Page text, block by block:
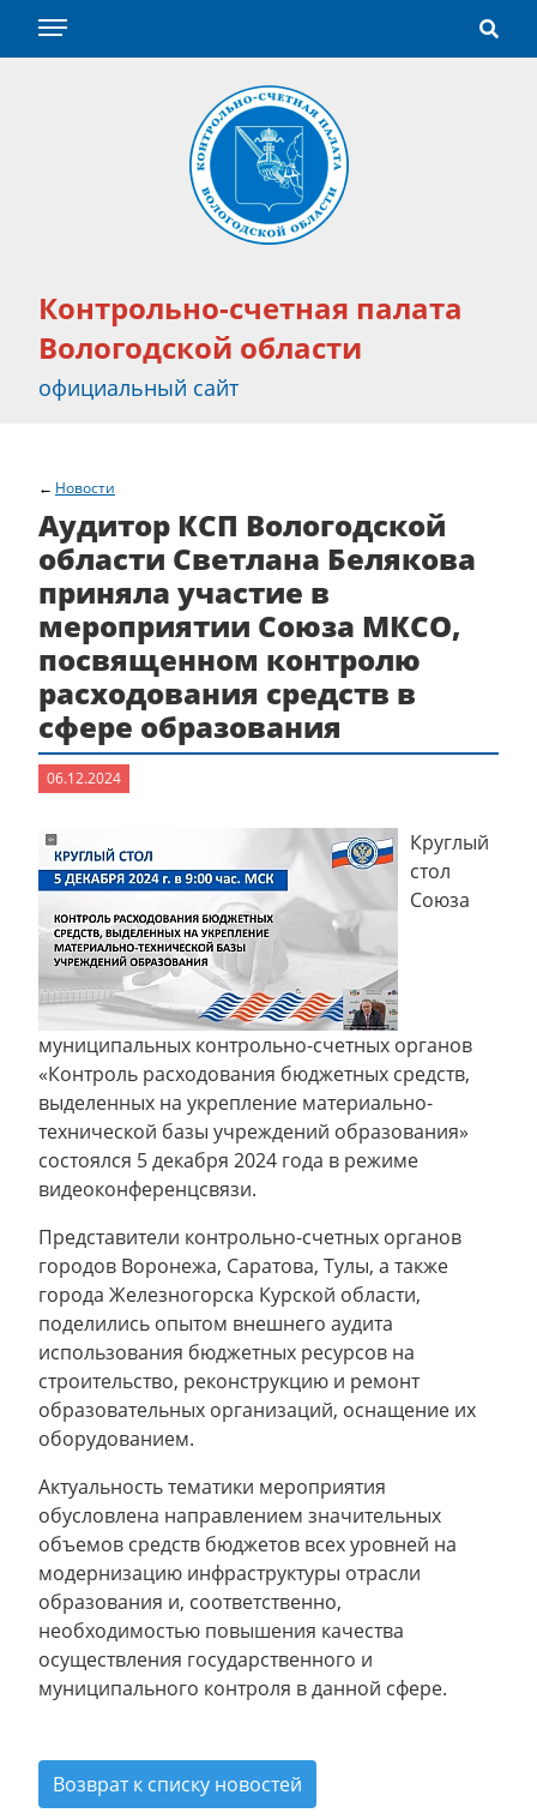
Контрольно-счетная палата
Вологодской области
официальный сайт
Новости
Аудитор КСП Вологодской
области Светлана Белякова
приняла участие в
мероприятии Союза МКСО,
посвященном контролю
расходования средств в
сфере образования
06.12.2024
Круглый
стол
Союза
муниципальных контрольно-счетных органов
«Контроль расходования бюджетных средств,
выделенных на укрепление материально-
технической базы учреждений образования»
состоялся 5 декабря 2024 года в режиме
видеоконференцсвязи.
Представители контрольно-счетных органов
городов Воронежа, Саратова, Тулы, а также
города Железногорска Курской области,
поделились опытом внешнего аудита
использования бюджетных ресурсов на
строительство, реконструкцию и ремонт
образовательных организаций, оснащение их
оборудованием.
Актуальность тематики мероприятия
обусловлена направлением значительных
объемов средств бюджетов всех уровней на
модернизацию инфраструктуры отрасли
образования и, соответственно,
необходимостью повышения качества
осуществления государственного и
муниципального контроля в данной сфере.
Возврат к списку новостей